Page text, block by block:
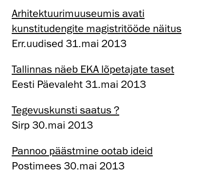
Arhitektuurimuuseumis avati
kunstitudengite magistritööde näitus
Err.uudised 31.mai 2013
Tallinnas näeb EKA lõpetajate taset
Eesti Päevaleht 31.mai 2013
Tegevuskunsti saatus ?
Sirp 30.mai 2013
Pannoo päästmine ootab ideid
Postimees 30.mai 2013